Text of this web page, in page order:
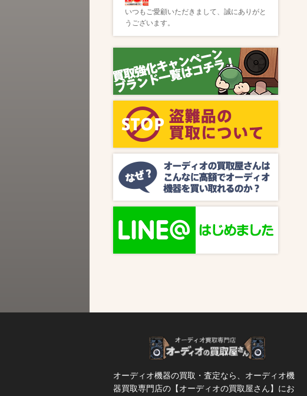
いつもご愛顧いただきまして、誠にありがと
うございます。
2025/08/01新着情報
【8月キャンペーン】ご紹介
いつもご愛顧いただきまして、誠にありがと
うございます。
2024/10/04新着情報
【ラジオ番組放送のお知らせ】
この度、全国コミュニティFM番組配信サー
ビス『MUSIC BIRD』様より、ラジオ番組
『オーディオの買取屋さん presents ジャズ
SPタイム』が放送されます。 かつての人気
番組が ...
オーディオ機器の買取・査定なら、オーディオ機
器買取専門店の【オーディオの買取屋さん】にお